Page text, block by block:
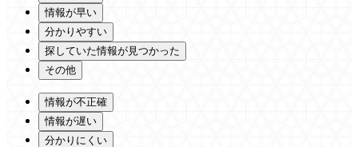
情報が早い
分かりやすい
探していた情報が見つかった
その他
情報が不正確
情報が遅い
分かりにくい